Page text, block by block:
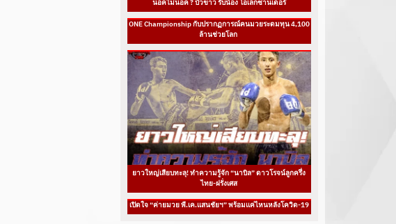
น็อคไม่น็อค ? บัวขาว รับน้อง โอเล็กซานเดอร์
ONE Championship กับปรากฏการณ์คนมวยระดมทุน 4,100
ล้านช่วยโลก
ยาวใหญ่เสียบทะลุ! ทำความรู้จัก “นาบิล” ดาวโรจน์ลูกครึ่ง
ไทย-ฝรั่งเศส
เปิดใจ “ค่ายมวย พี.เค.แสนชัยฯ” พร้อมแค่ไหนหลังโควิด-19